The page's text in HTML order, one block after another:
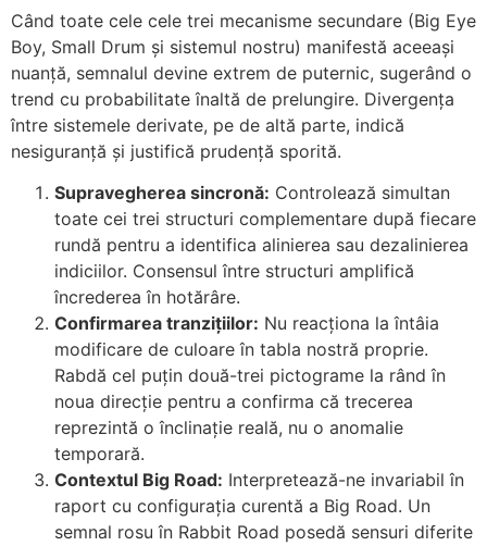
Când toate cele cele trei mecanisme secundare (Big Eye
Boy, Small Drum și sistemul nostru) manifestă aceeași
nuanță, semnalul devine extrem de puternic, sugerând o
trend cu probabilitate înaltă de prelungire. Divergența
între sistemele derivate, pe de altă parte, indică
nesiguranță și justifică prudență sporită.
Supravegherea sincronă: Controlează simultan
toate cei trei structuri complementare după fiecare
rundă pentru a identifica alinierea sau dezalinierea
indiciilor. Consensul între structuri amplifică
încrederea în hotărâre.
Confirmarea tranzițiilor: Nu reacționa la întâia
modificare de culoare în tabla nostră proprie.
Rabdă cel puțin două-trei pictograme la rând în
noua direcție pentru a confirma că trecerea
reprezintă o înclinație reală, nu o anomalie
temporară.
Contextul Big Road: Interpretează-ne invariabil în
raport cu configurația curentă a Big Road. Un
semnal rosu în Rabbit Road posedă sensuri diferite